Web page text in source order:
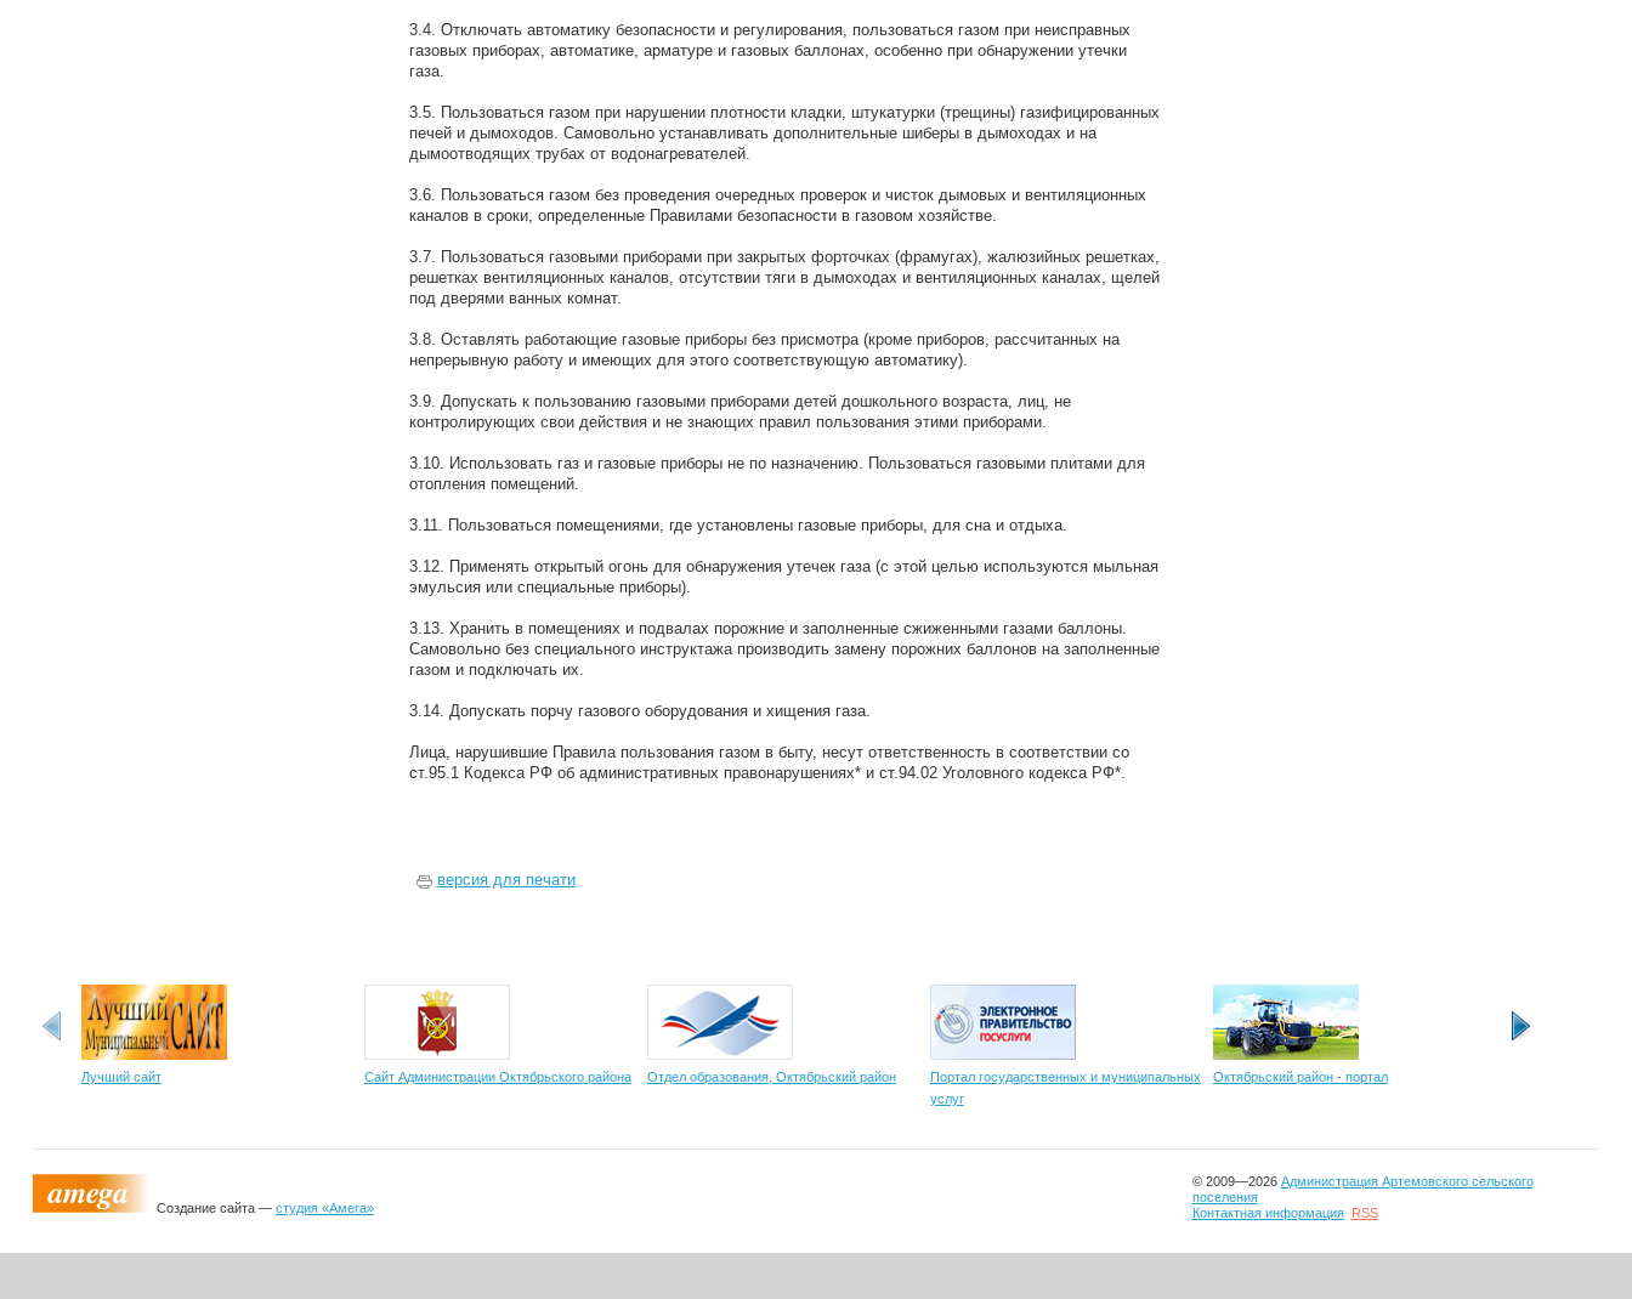
3.4. Отключать автоматику безопасности и регулирования, пользоваться газом при неисправных
газовых приборах, автоматике, арматуре и газовых баллонах, особенно при обнаружении утечки
газа.
3.5. Пользоваться газом при нарушении плотности кладки, штукатурки (трещины) газифицированных
печей и дымоходов. Самовольно устанавливать дополнительные шиберы в дымоходах и на
дымоотводящих трубах от водонагревателей.
3.6. Пользоваться газом без проведения очередных проверок и чисток дымовых и вентиляционных
каналов в сроки, определенные Правилами безопасности в газовом хозяйстве.
3.7. Пользоваться газовыми приборами при закрытых форточках (фрамугах), жалюзийных решетках,
решетках вентиляционных каналов, отсутствии тяги в дымоходах и вентиляционных каналах, щелей
под дверями ванных комнат.
3.8. Оставлять работающие газовые приборы без присмотра (кроме приборов, рассчитанных на
непрерывную работу и имеющих для этого соответствующую автоматику).
3.9. Допускать к пользованию газовыми приборами детей дошкольного возраста, лиц, не
контролирующих свои действия и не знающих правил пользования этими приборами.
3.10. Использовать газ и газовые приборы не по назначению. Пользоваться газовыми плитами для
отопления помещений.
3.11. Пользоваться помещениями, где установлены газовые приборы, для сна и отдыха.
3.12. Применять открытый огонь для обнаружения утечек газа (с этой целью используются мыльная
эмульсия или специальные приборы).
3.13. Хранить в помещениях и подвалах порожние и заполненные сжиженными газами баллоны.
Самовольно без специального инструктажа производить замену порожних баллонов на заполненные
газом и подключать их.
3.14. Допускать порчу газового оборудования и хищения газа.
Лица, нарушившие Правила пользования газом в быту, несут ответственность в соответствии со
ст.95.1 Кодекса РФ об административных правонарушениях* и ст.94.02 Уголовного кодекса РФ*.
версия для печати
Лучший сайт Сайт Администрации Октябрьского района Отдел образования, Октябрьский район
Портал государственных и муниципальных
услуг
Октябрьский район - портал
Создание сайта — студия «Амега»
© 2009—2026 Администрация Артемовского сельского
поселения
Контактная информация
RSS